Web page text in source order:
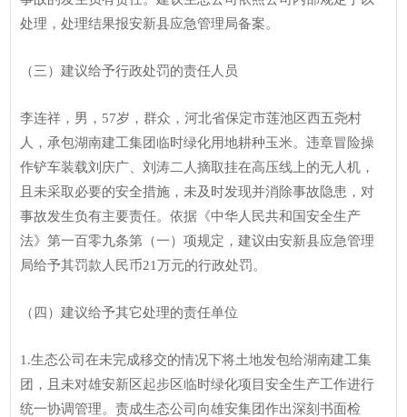
处理，处理结果报安新县应急管理局备案。
（三）建议给予行政处罚的责任人员
李连祥，男，57岁，群众，河北省保定市莲池区西五尧村
人，承包湖南建工集团临时绿化用地耕种玉米。违章冒险操
作铲车装载刘庆广、刘涛二人摘取挂在高压线上的无人机，
且未采取必要的安全措施，未及时发现并消除事故隐患，对
事故发生负有主要责任。依据《中华人民共和国安全生产
法》第一百零九条第（一）项规定，建议由安新县应急管理
局给予其罚款人民币21万元的行政处罚。
（四）建议给予其它处理的责任单位
1.生态公司在未完成移交的情况下将土地发包给湖南建工集
团，且未对雄安新区起步区临时绿化项目安全生产工作进行
统一协调管理。责成生态公司向雄安集团作出深刻书面检